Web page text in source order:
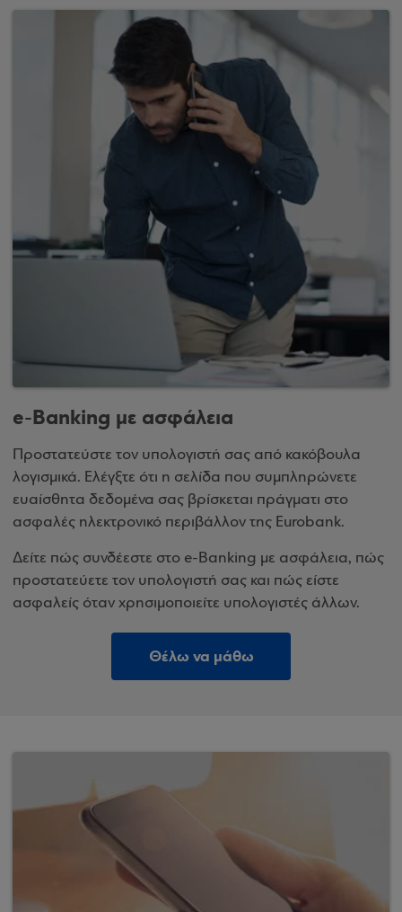
e-Banking με ασφάλεια
Προστατεύστε τον υπολογιστή σας από κακόβουλα
λογισμικά. Ελέγξτε ότι η σελίδα που συμπληρώνετε
ευαίσθητα δεδομένα σας βρίσκεται πράγματι στο
ασφαλές ηλεκτρονικό περιβάλλον της Eurobank.
Δείτε πώς συνδέεστε στο e-Banking με ασφάλεια, πώς
προστατεύετε τον υπολογιστή σας και πώς είστε
ασφαλείς όταν χρησιμοποιείτε υπολογιστές άλλων.
Θέλω να μάθω